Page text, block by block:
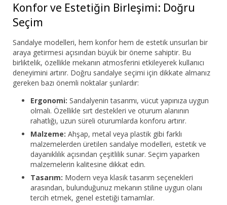
Konfor ve Estetiğin Birleşimi: Doğru
Seçim
Sandalye modelleri, hem konfor hem de estetik unsurları bir
araya getirmesi açısından büyük bir öneme sahiptir. Bu
birliktelik, özellikle mekanın atmosferini etkileyerek kullanıcı
deneyimini artırır. Doğru sandalye seçimi için dikkate almanız
gereken bazı önemli noktalar şunlardır:
Ergonomi: Sandalyenin tasarımı, vücut yapınıza uygun
olmalı. Özellikle sırt destekleri ve oturum alanının
rahatlığı, uzun süreli oturumlarda konforu artırır.
Malzeme: Ahşap, metal veya plastik gibi farklı
malzemelerden üretilen sandalye modelleri, estetik ve
dayanıklılık açısından çeşitlilik sunar. Seçim yaparken
malzemelerin kalitesine dikkat edin.
Tasarım: Modern veya klasik tasarım seçenekleri
arasından, bulunduğunuz mekanın stiline uygun olanı
tercih etmek, genel estetiği tamamlar.